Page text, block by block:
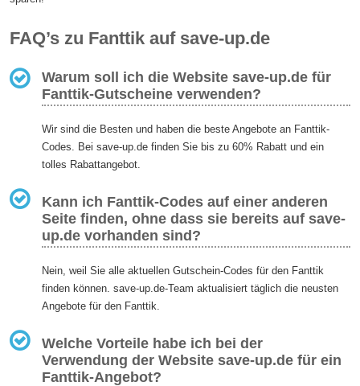
FAQ’s zu Fanttik auf save-up.de
Warum soll ich die Website save-up.de für
Fanttik-Gutscheine verwenden?
Wir sind die Besten und haben die beste Angebote an Fanttik-
Codes. Bei save-up.de finden Sie bis zu 60% Rabatt und ein
tolles Rabattangebot.
Kann ich Fanttik-Codes auf einer anderen
Seite finden, ohne dass sie bereits auf save-
up.de vorhanden sind?
Nein, weil Sie alle aktuellen Gutschein-Codes für den Fanttik
finden können. save-up.de-Team aktualisiert täglich die neusten
Angebote für den Fanttik.
Welche Vorteile habe ich bei der
Verwendung der Website save-up.de für ein
Fanttik-Angebot?